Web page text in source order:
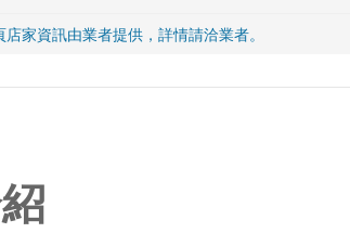
店家資訊由業者提供，詳情請洽業者。